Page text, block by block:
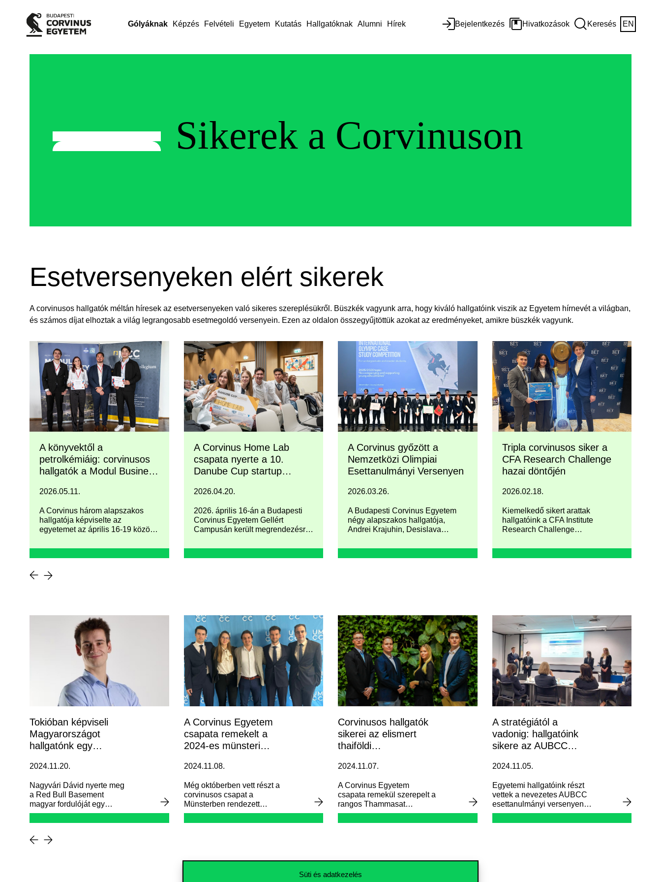
Süti és adatkezelés
Gólyáknak Képzés Felvételi Egyetem Kutatás Hallgatóknak Alumni Hírek Bejelentkezés Hivatkozások Keresés EN
Sikerek a Corvinuson
Esetversenyeken elért sikerek​
A corvinusos hallgatók méltán híresek az esetversenyeken való sikeres szereplésükről. Büszkék vagyunk arra, hogy kiváló hallgatóink viszik az Egyetem hírnevét a világban,
és számos díjat elhoztak a világ legrangosabb esetmegoldó versenyein. Ezen az oldalon összegyűjtöttük azokat az eredményeket, amikre büszkék vagyunk.
A könyvektől a
petrolkémiáig: corvinusos
hallgatók a Modul Business
döntőjében
2026.05.11.
A Corvinus három alapszakos
hallgatója képviselte az
egyetemet az április 16-19 között
Championship 2026 bécsi
döntőjében, miután az év elején
online fordulóban.
A Corvinus Home Lab
csapata nyerte a 10.
Danube Cup startup
2026.04.20.
2026. április 16-án a Budapesti
Corvinus Egyetem Gellért
Campusán került megrendezésre
(Danube Cup) nemzetközi startup
verseny hazai döntője.
A Corvinus győzött a
Nemzetközi Olimpiai
Esettanulmányi Versenyen
2026.03.26.
A Budapesti Corvinus Egyetem
négy alapszakos hallgatója,
Andrei Krajuhin, Desislava
Kseniia Pyzhova Lausanne-ba,
Svájcba utazott, hogy részt
sportmenedzsmenttel, és végül
bajnokként tértek haza.
Tripla corvinusos siker a
CFA Research Challenge
hazai döntőjén
2026.02.18.
Kiemelkedő sikert arattak
hallgatóink a CFA Institute
Research Challenge
második és a negyedik helyet is
corvinusos csapat szerezte meg.
Tokióban képviseli
Magyarországot
hallgatónk egy
2024.11.20.
Nagyvári Dávid nyerte meg
a Red Bull Basement
magyar fordulóját egy
személyre szabott
kapszulagardróbot létrehozó
Az ötletverseny jóvoltából
A Corvinus Egyetem
csapata remekelt a
2024-es münsteri
2024.11.08.
Még októberben vett részt a
corvinusos csapat a
Münsterben rendezett
megmérettetésen, ahol
három olyan kihívást jelentő
innováció és a csapatmunka
Corvinusos hallgatók
sikerei az elismert
thaiföldi
2024.11.07.
A Corvinus Egyetem
csapata remekül szerepelt a
rangos Thammasat
Undergraduate Business
Challenge (TUBC)
mérhették össze tudásukat.
A stratégiától a
vadonig: hallgatóink
sikere az AUBCC
2024.11.05.
Egyetemi hallgatóink részt
vettek a nevezetes AUBCC
esettanulmányi versenyen
Sydney-ben, Ausztráliában.